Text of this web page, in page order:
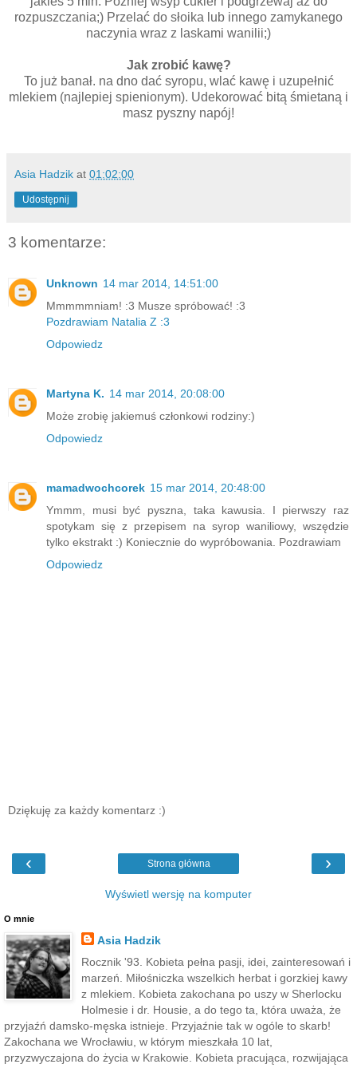
rozpuszczania;) Przelać do słoika lub innego zamykanego
naczynia wraz z laskami wanilii;)
Jak zrobić kawę?
To już banał. na dno dać syropu, wlać kawę i uzupełnić
mlekiem (najlepiej spienionym). Udekorować bitą śmietaną i
masz pyszny napój!
Asia Hadzik at 01:02:00
Udostępnij
3 komentarze:
Unknown 14 mar 2014, 14:51:00
Mmmmmniam! :3 Musze spróbować! :3
Pozdrawiam Natalia Z :3
Odpowiedz
Martyna K. 14 mar 2014, 20:08:00
Może zrobię jakiemuś członkowi rodziny:)
Odpowiedz
mamadwochcorek 15 mar 2014, 20:48:00
Ymmm, musi być pyszna, taka kawusia. I pierwszy raz
spotykam się z przepisem na syrop waniliowy, wszędzie
tylko ekstrakt :) Koniecznie do wypróbowania. Pozdrawiam
Odpowiedz
Dziękuję za każdy komentarz :)
‹ ›
Strona główna
Wyświetl wersję na komputer
O mnie
Asia Hadzik
Rocznik '93. Kobieta pełna pasji, idei, zainteresowań i
marzeń. Miłośniczka wszelkich herbat i gorzkiej kawy
z mlekiem. Kobieta zakochana po uszy w Sherlocku
Holmesie i dr. Housie, a do tego ta, która uważa, że
przyjaźń damsko-męska istnieje. Przyjaźnie tak w ogóle to skarb!
Zakochana we Wrocławiu, w którym mieszkała 10 lat,
przyzwyczajona do życia w Krakowie. Kobieta pracująca, rozwijająca